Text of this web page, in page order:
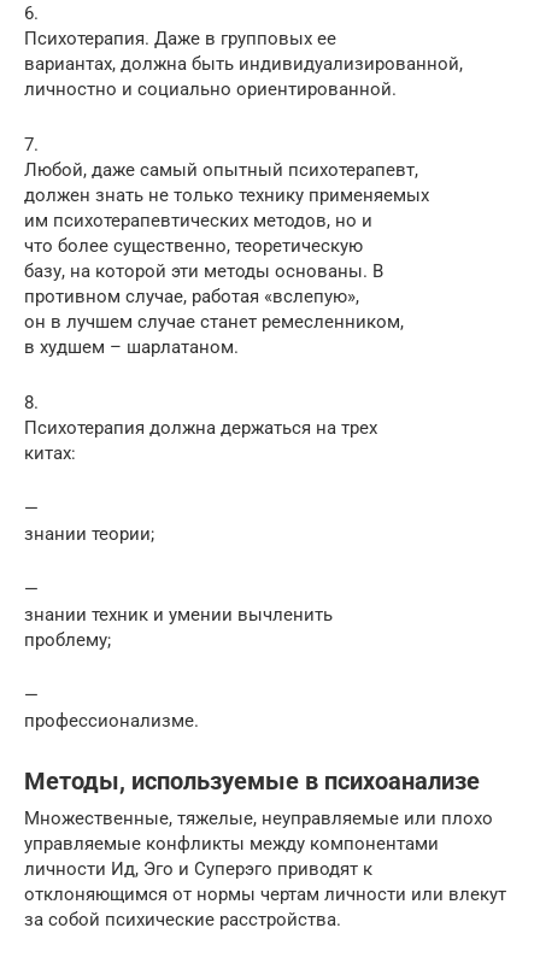
6.
Психотерапия. Даже в групповых ее
вариантах, должна быть индивидуализированной,
личностно и социально ориентированной.
7.
Любой, даже самый опытный психотерапевт,
должен знать не только технику применяемых
им психотерапевтических методов, но и
что более существенно, теоретическую
базу, на которой эти методы основаны. В
противном случае, работая «вслепую»,
он в лучшем случае станет ремесленником,
в худшем – шарлатаном.
8.
Психотерапия должна держаться на трех
китах:
—
знании теории;
—
знании техник и умении вычленить
проблему;
—
профессионализме.
Методы, используемые в психоанализе
Множественные, тяжелые, неуправляемые или плохо
управляемые конфликты между компонентами
личности Ид, Эго и Суперэго приводят к
отклоняющимся от нормы чертам личности или влекут
за собой психические расстройства.